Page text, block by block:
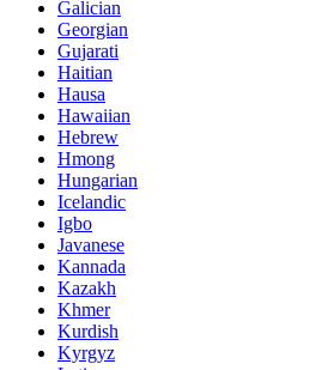
Galician
Georgian
Gujarati
Haitian
Hausa
Hawaiian
Hebrew
Hmong
Hungarian
Icelandic
Igbo
Javanese
Kannada
Kazakh
Khmer
Kurdish
Kyrgyz